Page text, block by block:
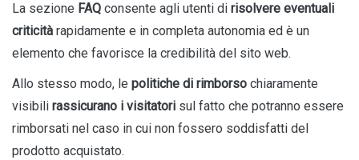
La sezione FAQ consente agli utenti di risolvere eventuali
criticità rapidamente e in completa autonomia ed è un
elemento che favorisce la credibilità del sito web.
Allo stesso modo, le politiche di rimborso chiaramente
visibili rassicurano i visitatori sul fatto che potranno essere
rimborsati nel caso in cui non fossero soddisfatti del
prodotto acquistato.